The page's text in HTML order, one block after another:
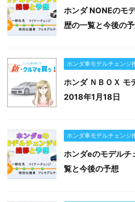
ホンダ NONEのモ
歴の一覧と今後の
ホンダ車モデルチェンジ
ホンダ ＮＢＯＸ モ
2018年1月18日
ホンダ車モデルチェンジ
ホンダeのモデルチ
覧と今後の予想